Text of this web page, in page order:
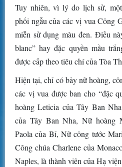
Tuy nhiên, vì lý do lịch sử,
phối ngẫu của các vị vua Công
miễn sử dụng màu đen. Điều
blanc” hay đặc quyền mầu
được cấp theo tiêu chí của Tòa
Hiện tại, chỉ có bảy nữ hoàng,
các vị vua được ban cho “đặc
hoàng Leticia của Tây Ban
của Tây Ban Nha, Nữ hoàng
Paola của Bỉ, Nữ công tước
Công chúa Charlene của
Naples, là thành viên của Hạ